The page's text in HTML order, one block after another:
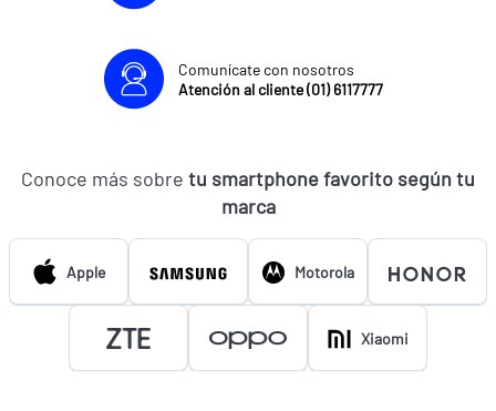
Comunícate con nosotros
Atención al cliente (01) 6117777
Conoce más sobre tu smartphone favorito según tu
marca
Apple Motorola
Xiaomi